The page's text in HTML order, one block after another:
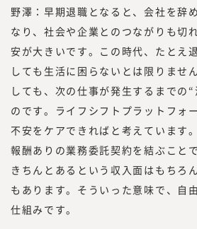
野澤：早期退職となると、会社を辞
なり、社会や企業とのつながりも切
安が大きいです。この時代、たとえ
しても生活に困らないとは限りませ
しても、次の仕事が発生するまでの
のです。ライフシフトプラットフォ
不安をケアできればと考えています
報酬ありの業務委託契約を結ぶこと
きちんとあるという収入面はもちろ
もあります。そういった意味で、自
仕組みです。